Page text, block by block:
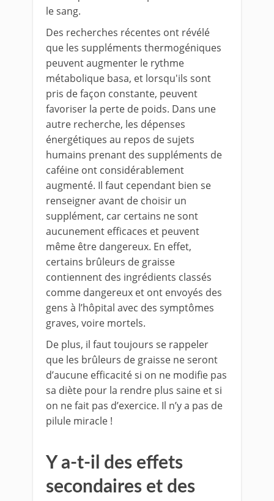
le sang.
Des recherches récentes ont révélé
que les suppléments thermogéniques
peuvent augmenter le rythme
métabolique basa, et lorsqu'ils sont
pris de façon constante, peuvent
favoriser la perte de poids. Dans une
autre recherche, les dépenses
énergétiques au repos de sujets
humains prenant des suppléments de
caféine ont considérablement
augmenté. Il faut cependant bien se
renseigner avant de choisir un
supplément, car certains ne sont
aucunement efficaces et peuvent
même être dangereux. En effet,
certains brûleurs de graisse
contiennent des ingrédients classés
comme dangereux et ont envoyés des
gens à l’hôpital avec des symptômes
graves, voire mortels.
De plus, il faut toujours se rappeler
que les brûleurs de graisse ne seront
d’aucune efficacité si on ne modifie pas
sa diète pour la rendre plus saine et si
on ne fait pas d’exercice. Il n’y a pas de
pilule miracle !
Y a-t-il des effets
secondaires et des